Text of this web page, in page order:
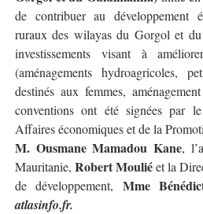
de contribuer au développement
ruraux des wilayas du Gorgol et
investissements visant à
(aménagements hydroagricoles,
destinés aux femmes,
conventions ont été signées par
Affaires économiques et de la
M. Ousmane Mamadou Kane,
Mauritanie, Robert Mouliéet la
de développement, Mme
atlasinfo.fr.